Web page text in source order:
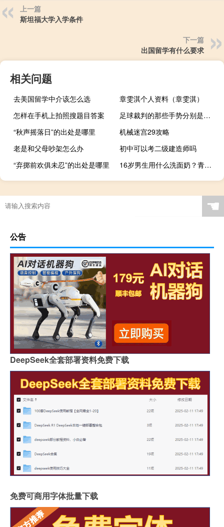
上一篇
斯坦福大学入学条件
下一篇
出国留学有什么要求
相关问题
去美国留学中介该怎么选
章雯淇个人资料（章雯淇）
怎样在手机上拍照搜题目答案
足球裁判的那些手势分别是什么意思
“秋声摇落日”的出处是哪里
机械迷宫29攻略
老是和父母吵架怎么办
初中可以考二级建造师吗
“弃掷前欢俱未忍”的出处是哪里
16岁男生用什么洗面奶？青少年洗面奶品牌推荐
☚
公告
DeepSeek全套部署资料免费下载
免费可商用字体批量下载